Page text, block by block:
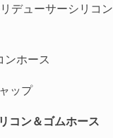
デューサーシリコン
ンホース
ップ
コン＆ゴムホース